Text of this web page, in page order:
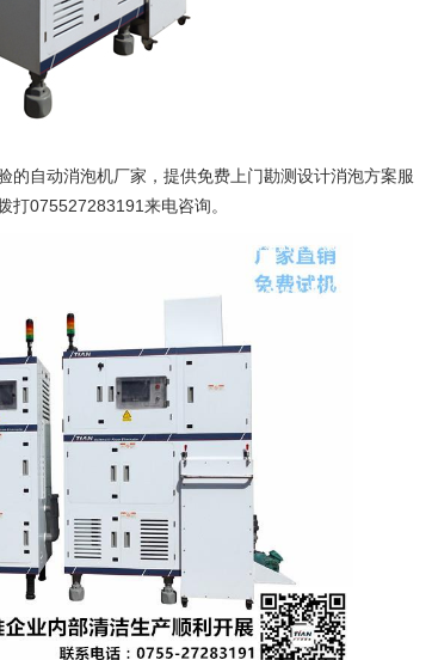
的自动消泡机厂家，提供免费上门勘测设计消泡方案服
打075527283191来电咨询。